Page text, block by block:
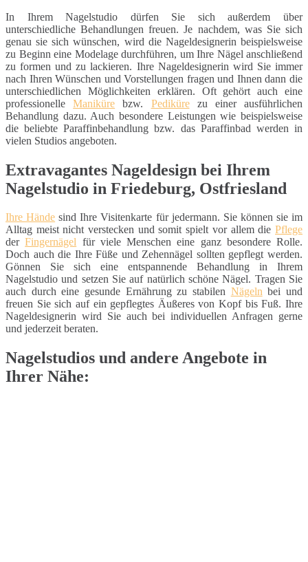
In Ihrem Nagelstudio dürfen Sie sich außerdem über
unterschiedliche Behandlungen freuen. Je nachdem, was Sie sich
genau sie sich wünschen, wird die Nageldesignerin beispielsweise
zu Beginn eine Modelage durchführen, um Ihre Nägel anschließend
zu formen und zu lackieren. Ihre Nageldesignerin wird Sie immer
nach Ihren Wünschen und Vorstellungen fragen und Ihnen dann die
unterschiedlichen Möglichkeiten erklären. Oft gehört auch eine
professionelleManiküre bzw. Pedikürezu einer ausführlichen
Behandlung dazu. Auch besondere Leistungen wie beispielsweise
die beliebte Paraffinbehandlung bzw. das Paraffinbad werden in
vielen Studios angeboten.
Extravagantes Nageldesign bei Ihrem
Nagelstudio in Friedeburg, Ostfriesland
Ihre Hände sind Ihre Visitenkarte für jedermann. Sie können sie im
Alltag meist nicht verstecken und somit spielt vor allem die Pflege
derFingernägel für viele Menschen eine ganz besondere Rolle.
Doch auch die Ihre Füße und Zehennägel sollten gepflegt werden.
Gönnen Sie sich eine entspannende Behandlung in Ihrem
Nagelstudio und setzen Sie auf natürlich schöne Nägel. Tragen Sie
auch durch eine gesunde Ernährung zu stabilen Nägelnbei und
freuen Sie sich auf ein gepflegtes Äußeres von Kopf bis Fuß. Ihre
Nageldesignerin wird Sie auch bei individuellen Anfragen gerne
und jederzeit beraten.
Nagelstudios und andere Angebote in
Ihrer Nähe: